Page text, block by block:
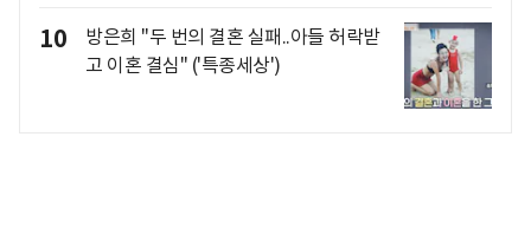
10
방은희 "두 번의 결혼 실패..아들 허락받
고 이혼 결심" ('특종세상')